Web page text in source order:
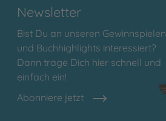
Newsletter
Bist Du an unseren Gewinnspielen
und Buchhighlights interessiert?
Dann trage Dich hier schnell und
einfach ein!
Abonniere jetzt